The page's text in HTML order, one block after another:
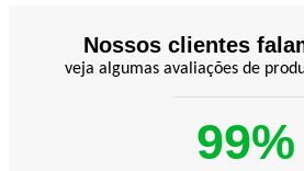
Nossos clientes
veja algumas avaliações de
99%